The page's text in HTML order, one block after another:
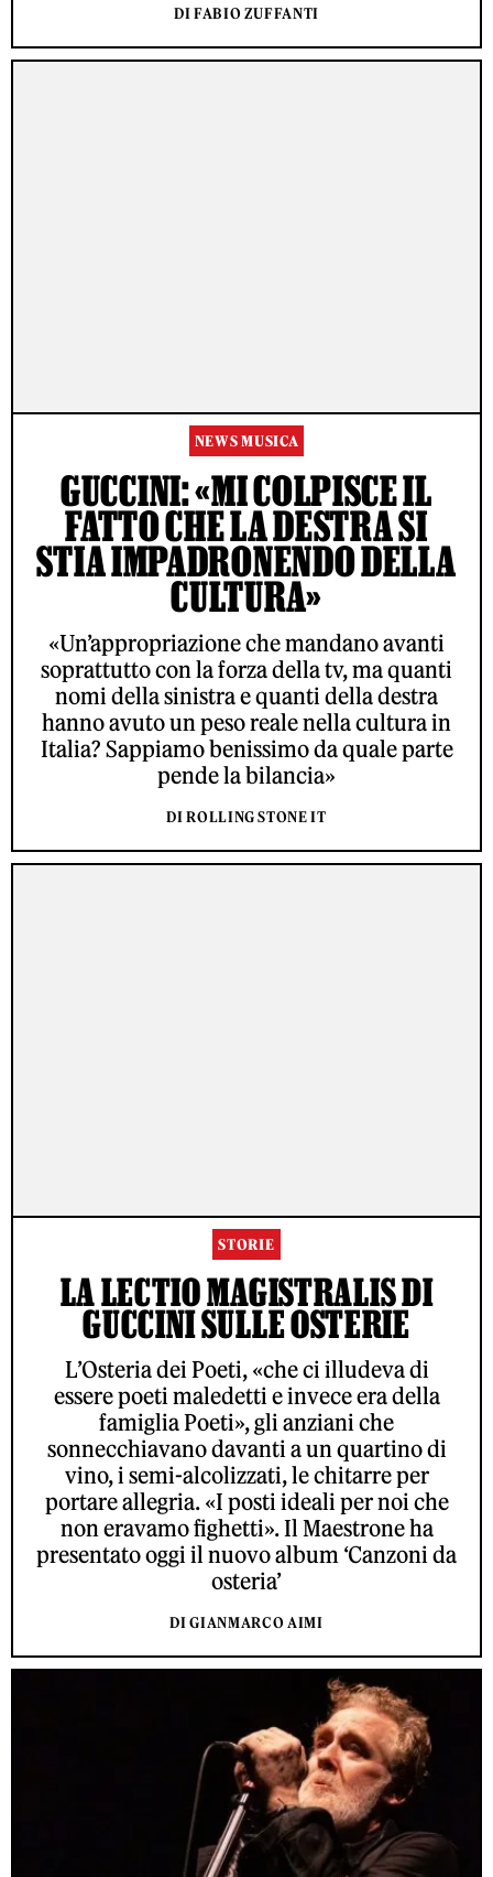
DI FABIO ZUFFANTI
NEWS MUSICA
GUCCINI: «MI COLPISCE IL
FATTO CHE LA DESTRA SI
STIA IMPADRONENDO DELLA
CULTURA»
«Un’appropriazione che mandano avanti
soprattutto con la forza della tv, ma quanti
nomi della sinistra e quanti della destra
hanno avuto un peso reale nella cultura in
Italia? Sappiamo benissimo da quale parte
pende la bilancia»
DI ROLLING STONE IT
STORIE
LA LECTIO MAGISTRALIS DI
GUCCINI SULLE OSTERIE
L’Osteria dei Poeti, «che ci illudeva di
essere poeti maledetti e invece era della
famiglia Poeti», gli anziani che
sonnecchiavano davanti a un quartino di
vino, i semi-alcolizzati, le chitarre per
portare allegria. «I posti ideali per noi che
non eravamo fighetti». Il Maestrone ha
presentato oggi il nuovo album ‘Canzoni da
osteria’
DI GIANMARCO AIMI